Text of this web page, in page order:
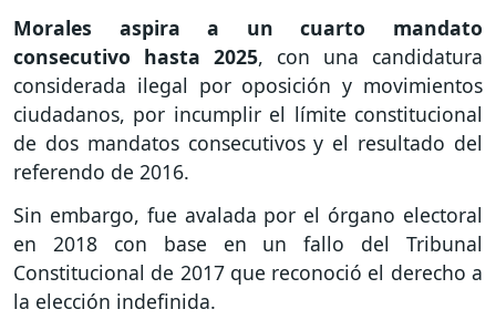
Morales aspira a un cuarto mandato
consecutivo hasta 2025, con una candidatura
considerada ilegal por oposición y movimientos
ciudadanos, por incumplir el límite constitucional
de dos mandatos consecutivos y el resultado del
referendo de 2016.
Sin embargo, fue avalada por el órgano electoral
en 2018 con base en un fallo del Tribunal
Constitucional de 2017 que reconoció el derecho a
la elección indefinida.